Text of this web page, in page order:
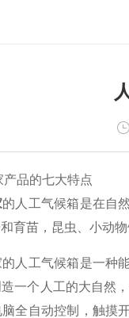
品的七大特点
的人工气候箱是在自
育苗，昆虫、小动
工气候箱是一种能
一个人工的大自然
全自动控制，触摸